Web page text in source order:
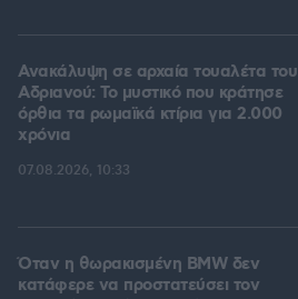
Ανακάλυψη σε αρχαία τουαλέτα του
Αδριανού: Το μυστικό που κράτησε
όρθια τα ρωμαϊκά κτίρια για 2.000
χρόνια
07.08.2026, 10:33
Όταν η θωρακισμένη BMW δεν
κατάφερε να προστατεύσει τον